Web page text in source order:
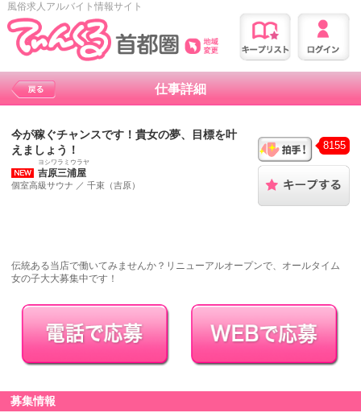
風俗求人アルバイト情報サイト
仕事詳細
今が稼ぐチャンスです！貴女の夢、目標を叶
えましょう！
ヨシワラミウラヤ
吉原三浦屋
個室高級サウナ ／千束（吉原）
8155
伝統ある当店で働いてみませんか？リニューアルオープンで、オールタイム
女の子大大募集中です！
募集情報